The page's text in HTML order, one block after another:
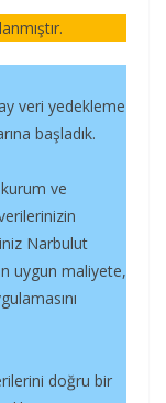
veri yedekleme
başladık.
kurum ve
Narbulut
uygun maliyete,
doğru bir